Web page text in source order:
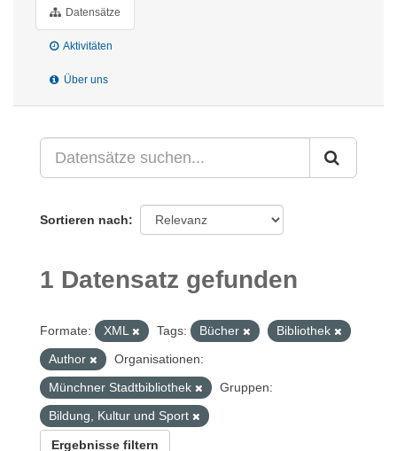
Datensätze
Aktivitäten
Über uns
Sortieren nach
1 Datensatz gefunden
Formate: XML Tags: Bücher
Bibliothek
Author
Organisationen:
Münchner Stadtbibliothek
Gruppen:
Bildung, Kultur und Sport
Ergebnisse filtern